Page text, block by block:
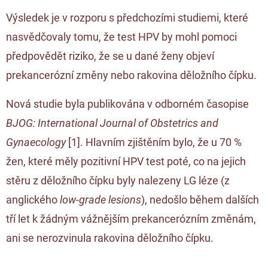
Výsledek je v rozporu s předchozími studiemi, které
nasvědčovaly tomu, že test HPV by mohl pomoci
předpovědět riziko, že se u dané ženy objeví
prekancerózní změny nebo rakovina děložního čípku.
Nová studie byla publikována v odborném časopise
BJOG: International Journal of Obstetrics and
Gynaecology[1]. Hlavním zjištěním bylo, že u 70 %
žen, které měly pozitivní HPV test poté, co na jejich
stěru z děložního čípku byly nalezeny LG léze (z
anglickéholow-grade lesions), nedošlo během dalších
tří let k žádným vážnějším prekancerózním změnám,
ani se nerozvinula rakovina děložního čípku.